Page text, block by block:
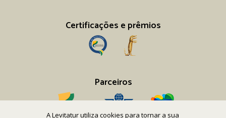
A Levitatur utiliza cookies para tornar a sua
Certificações e prêmios
Parceiros